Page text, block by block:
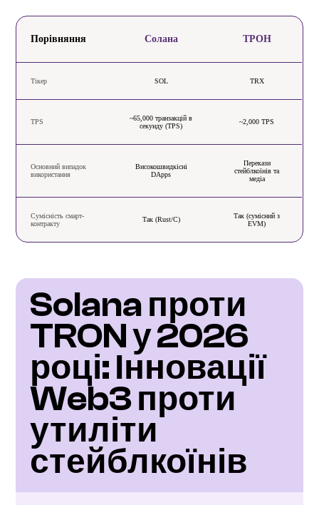
Порівняння Солана ТРОН
Тікер SOL TRX
TPS
~65,000 транзакцій в
секунду (TPS)
~2,000 TPS
Основний випадок
використання
Високошвидкісні
DApps
Перекази
стейблкоїнів та
медіа
Сумісність смарт-
контракту
Так (Rust/C)
Так (сумісний з
EVM)
Solana проти
TRON у 2026
році: Інновації
Web3 проти
утиліти
стейблкоїнів